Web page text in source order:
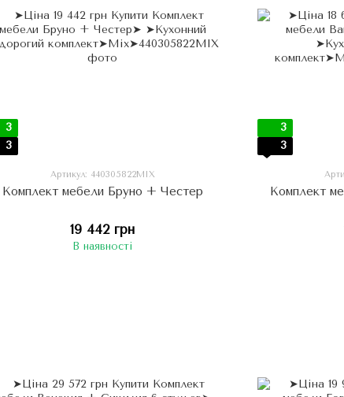
3
3
Артикул: 440305822МIX
Комплект мебели Бруно + Честер
19 442 грн
В наявності
3
3
Комплект